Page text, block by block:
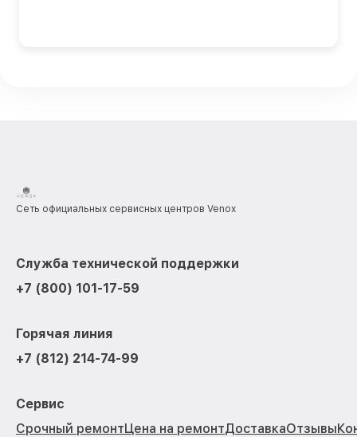
Сеть официальных сервисных центров Venox
Служба технической поддержки
+7 (800) 101-17-59
Горячая линия
+7 (812) 214-74-99
Сервис
Срочный ремонтЦена на ремонтДоставкаОтзывы